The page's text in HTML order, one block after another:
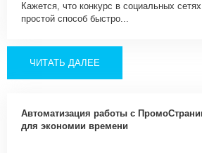
Кажется, что конкурс в социальных
простой способ быстро...
ЧИТАТЬ ДАЛЕЕ
Автоматизация работы с
для экономии времени